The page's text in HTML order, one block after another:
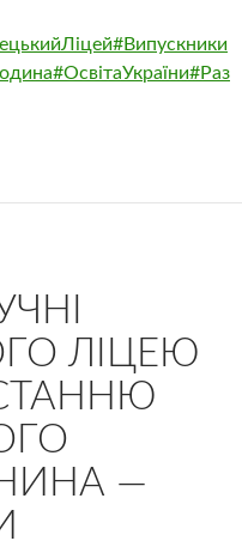
#Випускники
#ОсвітаУкраїни#Раз
ЛІЦЕЮ
—